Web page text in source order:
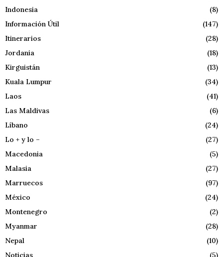
Indonesia
(8)
Información Útil
(147)
Itinerarios
(28)
Jordania
(18)
Kirguistán
(13)
Kuala Lumpur
(34)
Laos
(41)
Las Maldivas
(6)
Líbano
(24)
Lo + y lo –
(27)
Macedonia
(5)
Malasia
(27)
Marruecos
(97)
México
(24)
Montenegro
(2)
Myanmar
(28)
Nepal
(10)
Noticias
(5)